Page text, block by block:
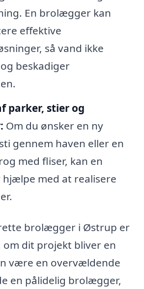
En brolægger kan
effektive
så vand ikke
beskadiger
parker, stier og
Om du ønsker en ny
gennem haven eller en
med fliser, kan en
med at realisere
brolægger i Østrup er
om dit projekt bliver en
være en overvældende
en pålidelig brolægger,